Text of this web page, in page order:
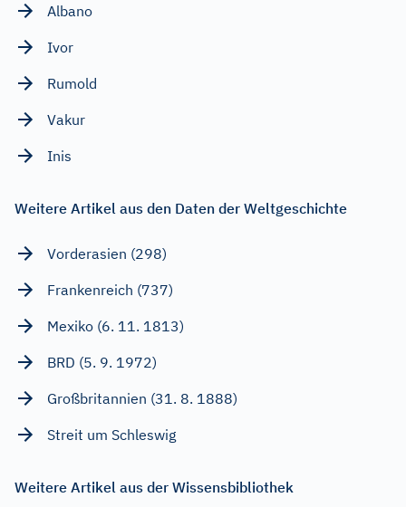
Albano
Ivor
Rumold
Vakur
Inis
Weitere Artikel aus den Daten der Weltgeschichte
Vorderasien (298)
Frankenreich (737)
Mexiko (6. 11. 1813)
BRD (5. 9. 1972)
Großbritannien (31. 8. 1888)
Streit um Schleswig
Weitere Artikel aus der Wissensbibliothek